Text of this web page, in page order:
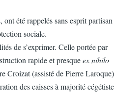
été rappelés sans esprit partisan
sociale.
de s’exprimer. Celle portée par
rapide et presqueex nihilo
Croizat (assisté de Pierre Laroque)
des caisses à majorité cégétiste